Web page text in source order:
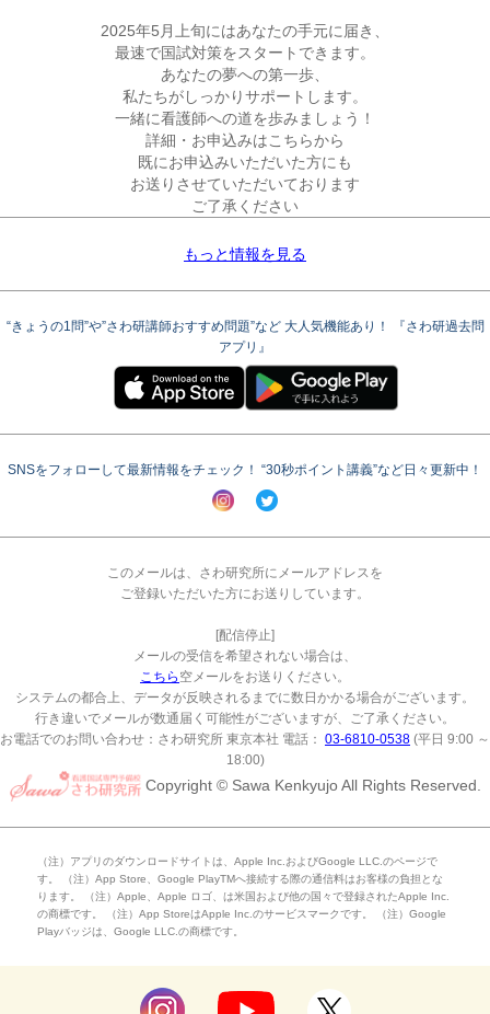
2025年5月上旬にはあなたの手元に届き、
最速で国試対策をスタートできます。
あなたの夢への第一歩、
私たちがしっかりサポートします。
一緒に看護師への道を歩みましょう！
詳細・お申込みはこちらから
既にお申込みいただいた方にも
お送りさせていただいております
ご了承ください
もっと情報を見る
“きょうの1問”や”さわ研講師おすすめ問題”など 大人気機能あり！ 『さわ研過去問
アプリ』
SNSをフォローして最新情報をチェック！ “30秒ポイント講義”など日々更新中！
このメールは、さわ研究所にメールアドレスを
ご登録いただいた方にお送りしています。
[配信停止]
こちら 空メールをお送りください。
システムの都合上、データが反映されるまでに数日かかる場合がございます。
行き違いでメールが数通届く可能性がございますが、ご了承ください。
お電話でのお問い合わせ：さわ研究所 東京本社 電話： 03-6810-0538 (平日 9:00 ～
18:00)
Copyright © Sawa Kenkyujo All Rights Reserved.
（注）アプリのダウンロードサイトは、Apple Inc.およびGoogle LLC.のページで
す。 （注）App Store、Google PlayTMへ接続する際の通信料はお客様の負担とな
ります。 （注）Apple、Apple ロゴ、は米国および他の国々で登録されたApple Inc.
の商標です。 （注）App StoreはApple Inc.のサービスマークです。 （注）Google
Playバッジは、Google LLC.の商標です。